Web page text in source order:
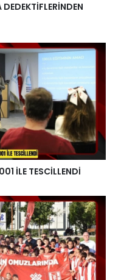
İLE TESCİLLENDİ